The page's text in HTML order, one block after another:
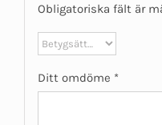
Obligatoriska fält är
Ditt omdöme *